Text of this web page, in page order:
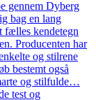
gennem Dyberg
bag en lang
fælles kendetegn
Producenten har
og stilrene
bestemt også
og stilfulde…
test og